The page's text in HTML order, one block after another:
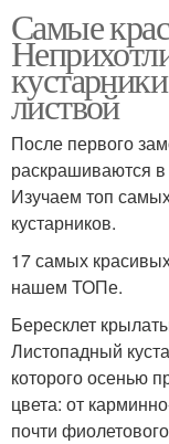
Самые
листвой
После первого
раскрашиваются
Изучаем топ
кустарников.
17 самых
нашем ТОПе.
Бересклет
Листопадный
которого осенью
цвета: от
почти